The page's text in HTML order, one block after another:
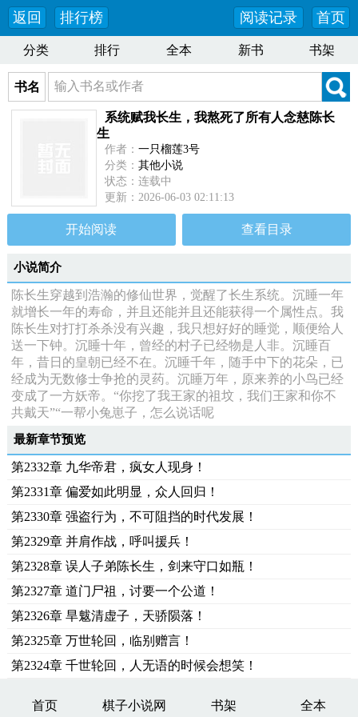
返回 排行榜 首页
阅读记录
分类 排行 全本 新书 书架
书名
系统赋我长生，我熬死了所有人念慈陈长
生
作者： 一只榴莲3号
分类： 其他小说
状态：连载中
更新：2026-06-03 02:11:13
最新：第2332章 九华帝君，疯女人现身！
开始阅读 查看目录
小说简介
陈长生穿越到浩瀚的修仙世界，觉醒了长生系统。沉睡一年
就增长一年的寿命，并且还能并且还能获得一个属性点。我
陈长生对打打杀杀没有兴趣，我只想好好的睡觉，顺便给人
送一下钟。沉睡十年，曾经的村子已经物是人非。沉睡百
年，昔日的皇朝已经不在。沉睡千年，随手中下的花朵，已
经成为无数修士争抢的灵药。沉睡万年，原来养的小鸟已经
变成了一方妖帝。“你挖了我王家的祖坟，我们王家和你不
共戴天”“一帮小兔崽子，怎么说话呢
最新章节预览
第2332章 九华帝君，疯女人现身！
第2331章 偏爱如此明显，众人回归！
第2330章 强盗行为，不可阻挡的时代发展！
第2329章 并肩作战，呼叫援兵！
第2328章 误人子弟陈长生，剑来守口如瓶！
第2327章 道门尸祖，讨要一个公道！
第2326章 旱魃清虚子，天骄陨落！
第2325章 万世轮回，临别赠言！
第2324章 千世轮回，人无语的时候会想笑！
首页 棋子小说网 书架 全本